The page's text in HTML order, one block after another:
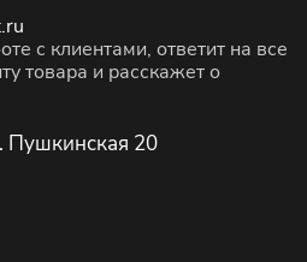
с клиентами, ответит на все
товара и расскажет о
Пушкинская 20